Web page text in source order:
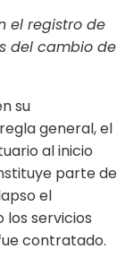
el registro de
del cambio de
su
general, el
al inicio
parte de
el
servicios
contratado.